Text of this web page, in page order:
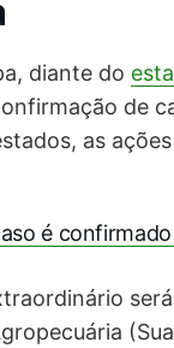
diante do
de
as
é